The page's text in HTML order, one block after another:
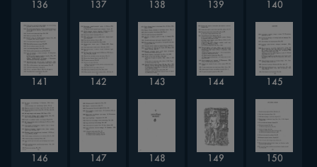
136 137 138 139 140
141 142 143 144 145
146 147 148 149 150